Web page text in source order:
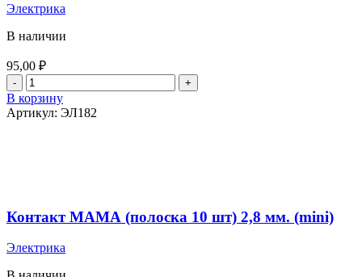
Электрика
В наличии
95,00 ₽
Количество
товара
Колодка
герметичная
В корзину
Артикул: ЭЛ182
Контакт МАМА (полоска 10 шт) 2,8 мм. (mini)
Электрика